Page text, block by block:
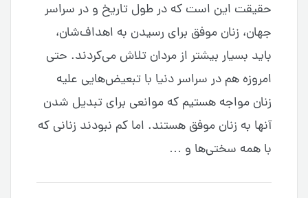
حقیقت این است که در طول تاریخ و در سراسر
جهان، زنان موفق برای رسیدن به اهداف‌شان،
باید بسیار بیشتر از مردان تلاش می‌کردند. حتی
امروزه هم در سراسر دنیا با تبعیض‌هایی علیه
زنان مواجه هستیم که موانعی برای تبدیل شدن
آنها به زنان موفق هستند. اما کم نبودند زنانی که
با همه سختی‌ها و …